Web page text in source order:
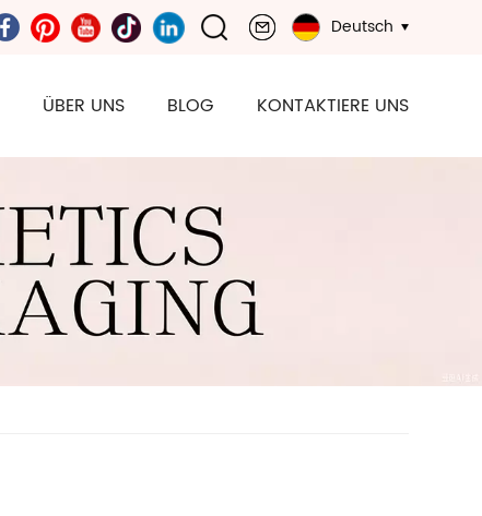
Deutsch
ÜBER UNS BLOG KONTAKTIERE UNS